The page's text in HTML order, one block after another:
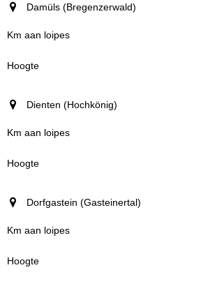
Damüls (Bregenzerwald)
Dienten (Hochkönig)
Dorfgastein (Gasteinertal)